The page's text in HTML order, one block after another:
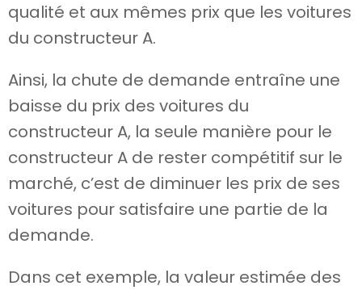
qualité et aux mêmes prix que les voitures
du constructeur A.
Ainsi, la chute de demande entraîne une
baisse du prix des voitures du
constructeur A, la seule manière pour le
constructeur A de rester compétitif sur le
marché, c’est de diminuer les prix de ses
voitures pour satisfaire une partie de la
demande.
Dans cet exemple, la valeur estimée des